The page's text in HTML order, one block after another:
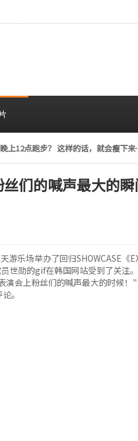
晚上12点跑步？ 这样的话，就会瘦下
丝们的喊声最大的
游乐场举办了回归SHOWCASE《
世勋的gif在韩国网站受到了关注。
演会上粉丝们的喊声最大的时候
。